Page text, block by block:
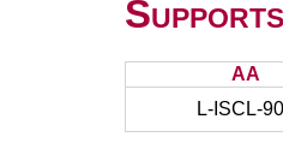
AA
L-ISCL-